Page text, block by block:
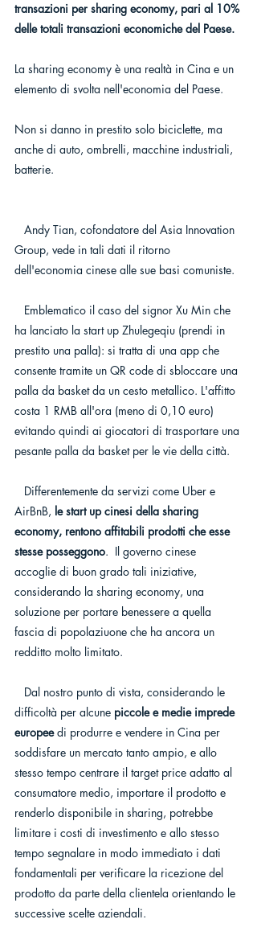
transazioni per sharing economy, pari al 10%
delle totali transazioni economiche del Paese.
La sharing economy è una realtà in Cina e un
elemento di svolta nell'economia del Paese.
Non si danno in prestito solo biciclette, ma
anche di auto, ombrelli, macchine industriali,
batterie.
Group, vede in tali dati il ritorno
dell'economia cinese alle sue basi comuniste.
ha lanciato la start up Zhulegeqiu (prendi in
prestito una palla): si tratta di una app che
consente tramite un QR code di sbloccare una
palla da basket da un cesto metallico. L'affitto
costa 1 RMB all'ora (meno di 0,10 euro)
evitando quindi ai giocatori di trasportare una
pesante palla da basket per le vie della città.
AirBnB, le start up cinesi della sharing
economy, rentono affitabili prodotti che esse
stesse posseggono.  Il governo cinese
accoglie di buon grado tali iniziative,
considerando la sharing economy, una
soluzione per portare benessere a quella
fascia di popolaziuone che ha ancora un
redditto molto limitato.
difficoltà per alcune piccole e medie imprede
europee di produrre e vendere in Cina per
soddisfare un mercato tanto ampio, e allo
stesso tempo centrare il target price adatto al
consumatore medio, importare il prodotto e
renderlo disponibile in sharing, potrebbe
limitare i costi di investimento e allo stesso
tempo segnalare in modo immediato i dati
fondamentali per verificare la ricezione del
prodotto da parte della clientela orientando le
successive scelte aziendali.